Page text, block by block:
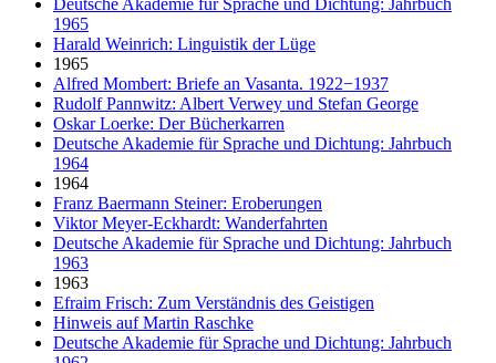
1965
Harald Weinrich: Linguistik der Lüge
1965
Alfred Mombert: Briefe an Vasanta. 1922−1937
Rudolf Pannwitz: Albert Verwey und Stefan George
Oskar Loerke: Der Bücherkarren
Deutsche Akademie für Sprache und Dichtung: Jahrbuch
1964
1964
Franz Baermann Steiner: Eroberungen
Viktor Meyer-Eckhardt: Wanderfahrten
Deutsche Akademie für Sprache und Dichtung: Jahrbuch
1963
1963
Efraim Frisch: Zum Verständnis des Geistigen
Hinweis auf Martin Raschke
Deutsche Akademie für Sprache und Dichtung: Jahrbuch